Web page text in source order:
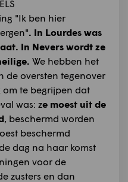
"Ik ben hier
. In Lourdes was
In Nevers wordt ze
We hebben het
de oversten tegenover
te begrijpen dat
was: ze moest uit de
, beschermd worden
beschermd
dag na haar komst
voor de
zusters en dan